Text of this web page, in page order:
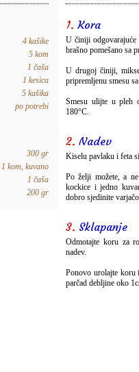
4 kašike
5 kom
1 čaša
1 kesica
5 kašika
po potrebi
300 gr
1 kom, kuvano
1 čaša
200 gr
1. Kora
U činiji odgovarajuće
brašno pomešano sa
U drugoj činiji,
pripremljenu smesu
Smesu ulijte u pleh
180°C.
2. Nadev
Kiselu pavlaku i feta
Po želji možete, a
kockice i jedno
dobro sjedinite
3. Sklapanje
Odmotajte koru za
nadev.
Ponovo urolajte koru
parčad debljine oko